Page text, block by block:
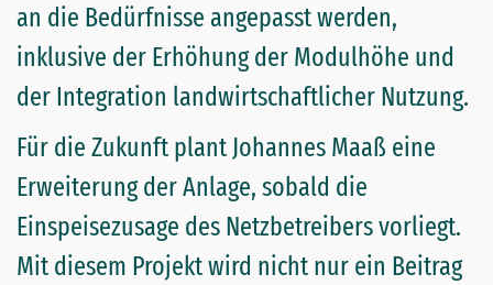
an die Bedürfnisse angepasst werden,
inklusive der Erhöhung der Modulhöhe und
der Integration landwirtschaftlicher Nutzung.
Für die Zukunft plant Johannes Maaß eine
Erweiterung der Anlage, sobald die
Einspeisezusage des Netzbetreibers vorliegt.
Mit diesem Projekt wird nicht nur ein Beitrag